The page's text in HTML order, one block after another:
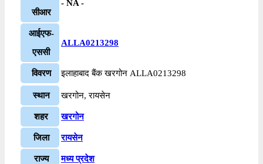
सीआर
- NA -
आईएफ-
एससी
ALLA0213298
विवरण इलाहाबाद बैंक खरगोन ALLA0213298
स्थान खरगोन, रायसेन
शहर खरगोन
जिला रायसेन
राज्य मध्य प्रदेश